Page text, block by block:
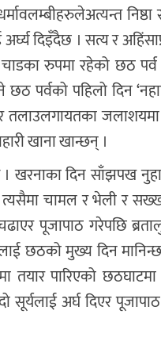
दिइँदैछ । ‌सत्य र
चाडका रुपमा रहेको छठ
पर्वको पहिलो दिन
तलाउलगायतका
खाना खान्छन् ।
। खरनाका दिन
चामल र भेली र
पूजापाठ गरेपछि
छठको मुख्य दिन
तयार पारिएको
सूर्यलाई अर्घ दिएर